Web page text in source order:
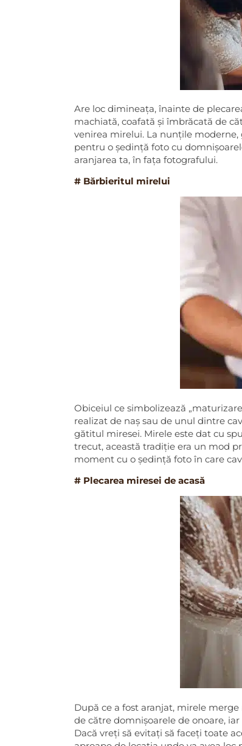
Are loc dimineața, înainte de
machiată, coafată și îmbrăcată de
venirea mirelui. La nunțile
pentru o ședință foto cu
aranjarea ta, în fața fotografului.
# Bărbieritul mirelui
Obiceiul ce simbolizează
realizat de naș sau de unul dintre
gătitul miresei. Mirele este dat cu
trecut, această tradiție era un mod
moment cu o ședință foto în care
# Plecarea miresei de acasă
După ce a fost aranjat, mirele
de către domnișoarele de onoare,
Dacă vreți să evitați să faceți toate